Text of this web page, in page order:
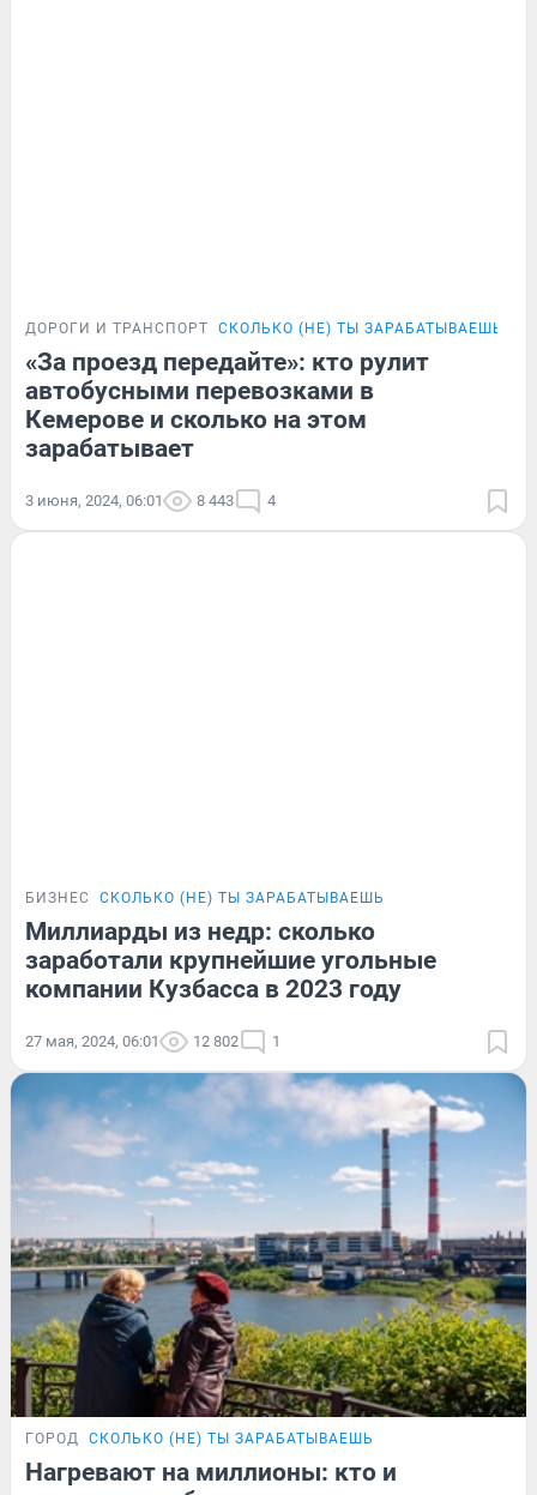
ДОРОГИ И ТРАНСПОРТ СКОЛЬКО (НЕ) ТЫ ЗАРАБАТЫВАЕШЬ
«За проезд передайте»: кто рулит
автобусными перевозками в
Кемерове и сколько на этом
зарабатывает
3 июня, 2024, 06:01 8 443 4
БИЗНЕС СКОЛЬКО (НЕ) ТЫ ЗАРАБАТЫВАЕШЬ
Миллиарды из недр: сколько
заработали крупнейшие угольные
компании Кузбасса в 2023 году
27 мая, 2024, 06:01 12 802 1
ГОРОД СКОЛЬКО (НЕ) ТЫ ЗАРАБАТЫВАЕШЬ
Нагревают на миллионы: кто и